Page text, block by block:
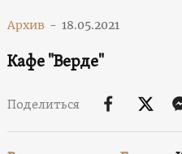
Архив - 18.05.2021
Кафе "Верде"
Поделиться